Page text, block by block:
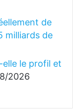
de
milliards de
le profil et
2026